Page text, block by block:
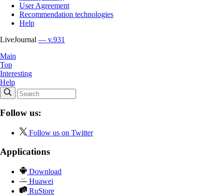
User Agreement
Recommendation technologies
Help
LiveJournal — v.931
Main
Top
Interesting
Help
Follow us:
Follow us on Twitter
Applications
Download
Huawei
RuStore